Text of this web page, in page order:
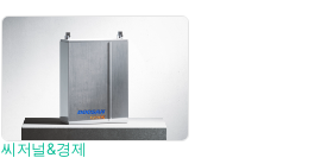
씨저널&경제